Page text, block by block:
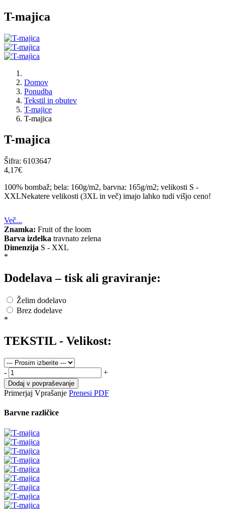
T-majica
Domov
Ponudba
Tekstil in obutev
T-majice
T-majica
T-majica
Šifra: 6103647
4,17‎€
100% bombaž; bela: 160g/m2, barvna: 165g/m2; velikosti S -
XXLNekatere velikosti (3XL in več) imajo lahko tudi višjo ceno!
Več...
Znamka: Fruit of the loom
Barva izdelka travnato zelena
Dimenzija S - XXL
*
Dodelava – tisk ali graviranje:
Želim dodelavo
Brez dodelave
*
TEKSTIL - Velikost:
- +
Dodaj v povpraševanje
Primerjaj Vprašanje Prenesi PDF
Barvne različice